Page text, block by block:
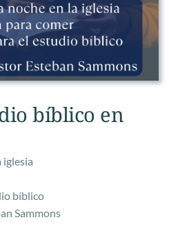
bíblico en
iglesia
bíblico
Sammons